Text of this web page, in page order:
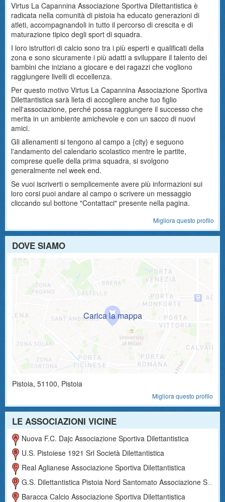
Virtus La Capannina Associazione Sportiva Dilettantistica è
radicata nella comunità di pistoia ha educato generazioni di
atleti, accompagnandoli in tutto il percorso di crescita e di
maturazione tipico degli sport di squadra.
I loro istruttori di calcio sono tra i più esperti e qualificati della
zona e sono sicuramente i più adatti a sviluppare il talento dei
bambini che iniziano a giocare e dei ragazzi che vogliono
raggiungere livelli di eccellenza.
Per questo motivo Virtus La Capannina Associazione Sportiva
Dilettantistica sarà lieta di accogliere anche tuo figlio
nell'associazione, perché possa raggiungere il successo che
merita in un ambiente amichevole e con un sacco di nuovi
amici.
Gli allenamenti si tengono al campo a {city} e seguono
l'andamento del calendario scolastico mentre le partite,
comprese quelle della prima squadra, si svolgono
generalmente nel week end.
Se vuoi iscriverti o semplicemente avere più informazioni sui
loro corsi puoi andare al campo o scrivere un messaggio
cliccando sul bottone "Contattaci" presente nella pagina.
Migliora questo profilo
DOVE SIAMO
Pistoia, 51100, Pistoia
Migliora questo profilo
LE ASSOCIAZIONI VICINE
Nuova F.c. Dajc Associazione Sportiva Dilettantistica
U.s. Pistoiese 1921 Srl Società Dilettantistica
Real Aglianese Associazione Sportiva Dilettantistica
G.s. Dilettantistica Pistoia Nord Santomato Associazione Sportiva Dilettantistica
Baracca Calcio Associazione Sportiva Dilettantistica